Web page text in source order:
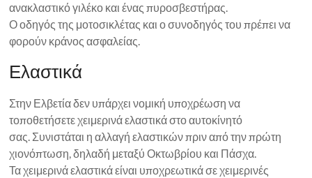
ανακλαστικό γιλέκο και ένας πυροσβεστήρας.
Ο οδηγός της μοτοσικλέτας και ο συνοδηγός του πρέπει να
φορούν κράνος ασφαλείας.
Ελαστικά
Στην Ελβετία δεν υπάρχει νομική υποχρέωση να
τοποθετήσετε χειμερινά ελαστικά στο αυτοκίνητό
σας. Συνιστάται η αλλαγή ελαστικών πριν από την πρώτη
χιονόπτωση, δηλαδή μεταξύ Οκτωβρίου και Πάσχα.
Τα χειμερινά ελαστικά είναι υποχρεωτικά σε χειμερινές